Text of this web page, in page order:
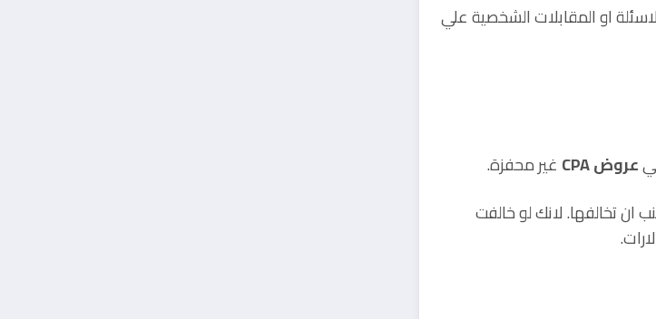
او المقابلات الشخصية علي
عروض CPA
غير محفزة.
ان تخالفها. لانك لو خالفت